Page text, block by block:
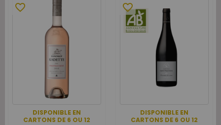
DISPONIBLE EN
CARTONS DE 6 OU 12
favorite_border
DISPONIBLE EN
CARTONS DE 6 OU 12
favorite_border